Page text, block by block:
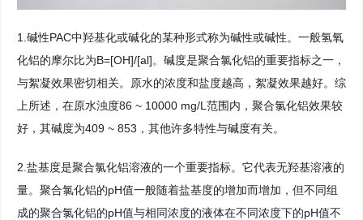
1.碱性PAC中羟基化或碱化的某种形式称为碱性或碱性。一般氢氧
化铝的摩尔比为B=[OH]/[al]。碱度是聚合氯化铝的重要指标之一，
与絮凝效果密切相关。原水的浓度和盐度越高，絮凝效果越好。综
上所述，在原水浊度86 ~ 10000 mg/L范围内，聚合氯化铝效果较
好，其碱度为409 ~ 853，其他许多特性与碱度有关。
2.盐基度是聚合氯化铝溶液的一个重要指标。它代表无羟基溶液的
量。聚合氯化铝的pH值一般随着盐基度的增加而增加，但不同组
成的聚合氯化铝的pH值与相同浓度的液体在不同浓度下的pH值不